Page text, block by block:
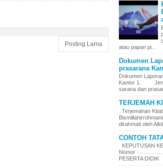
Posting Lama
atau papan pi...
Dokumen
prasarana
Dokumen
Kantor 1. Jenis
sarana dan
TERJEMAH
Terjemahan
dirahmati oleh
CONTOH
KEPUTUSAN
Nomor :
PESERTA DIDIK